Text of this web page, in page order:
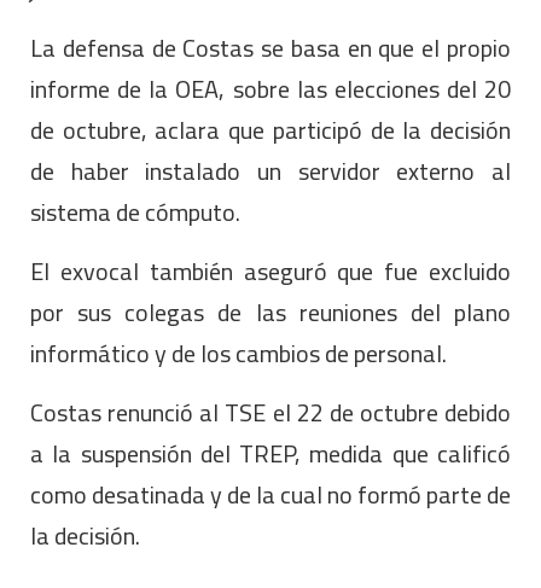
La defensa de Costas se basa en que el propio
informe de la OEA, sobre las elecciones del 20
de octubre, aclara que participó de la decisión
de haber instalado un servidor externo al
sistema de cómputo.
El exvocal también aseguró que fue excluido
por sus colegas de las reuniones del plano
informático y de los cambios de personal.
Costas renunció al TSE el 22 de octubre debido
a la suspensión del TREP, medida que calificó
como desatinada y de la cual no formó parte de
la decisión.